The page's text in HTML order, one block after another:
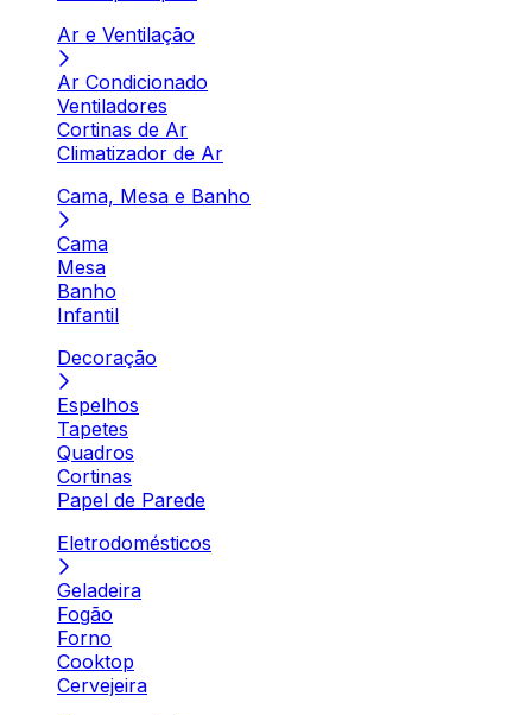
Ar e Ventilação
Ar Condicionado
Ventiladores
Cortinas de Ar
Climatizador de Ar
Cama, Mesa e Banho
Cama
Mesa
Banho
Infantil
Decoração
Espelhos
Tapetes
Quadros
Cortinas
Papel de Parede
Eletrodomésticos
Geladeira
Fogão
Forno
Cooktop
Cervejeira